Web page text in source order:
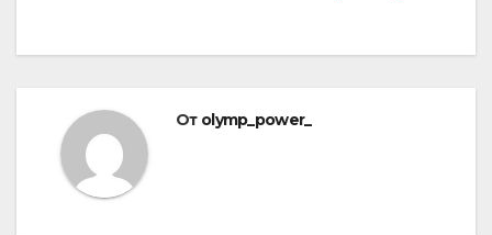
От olymp_power_